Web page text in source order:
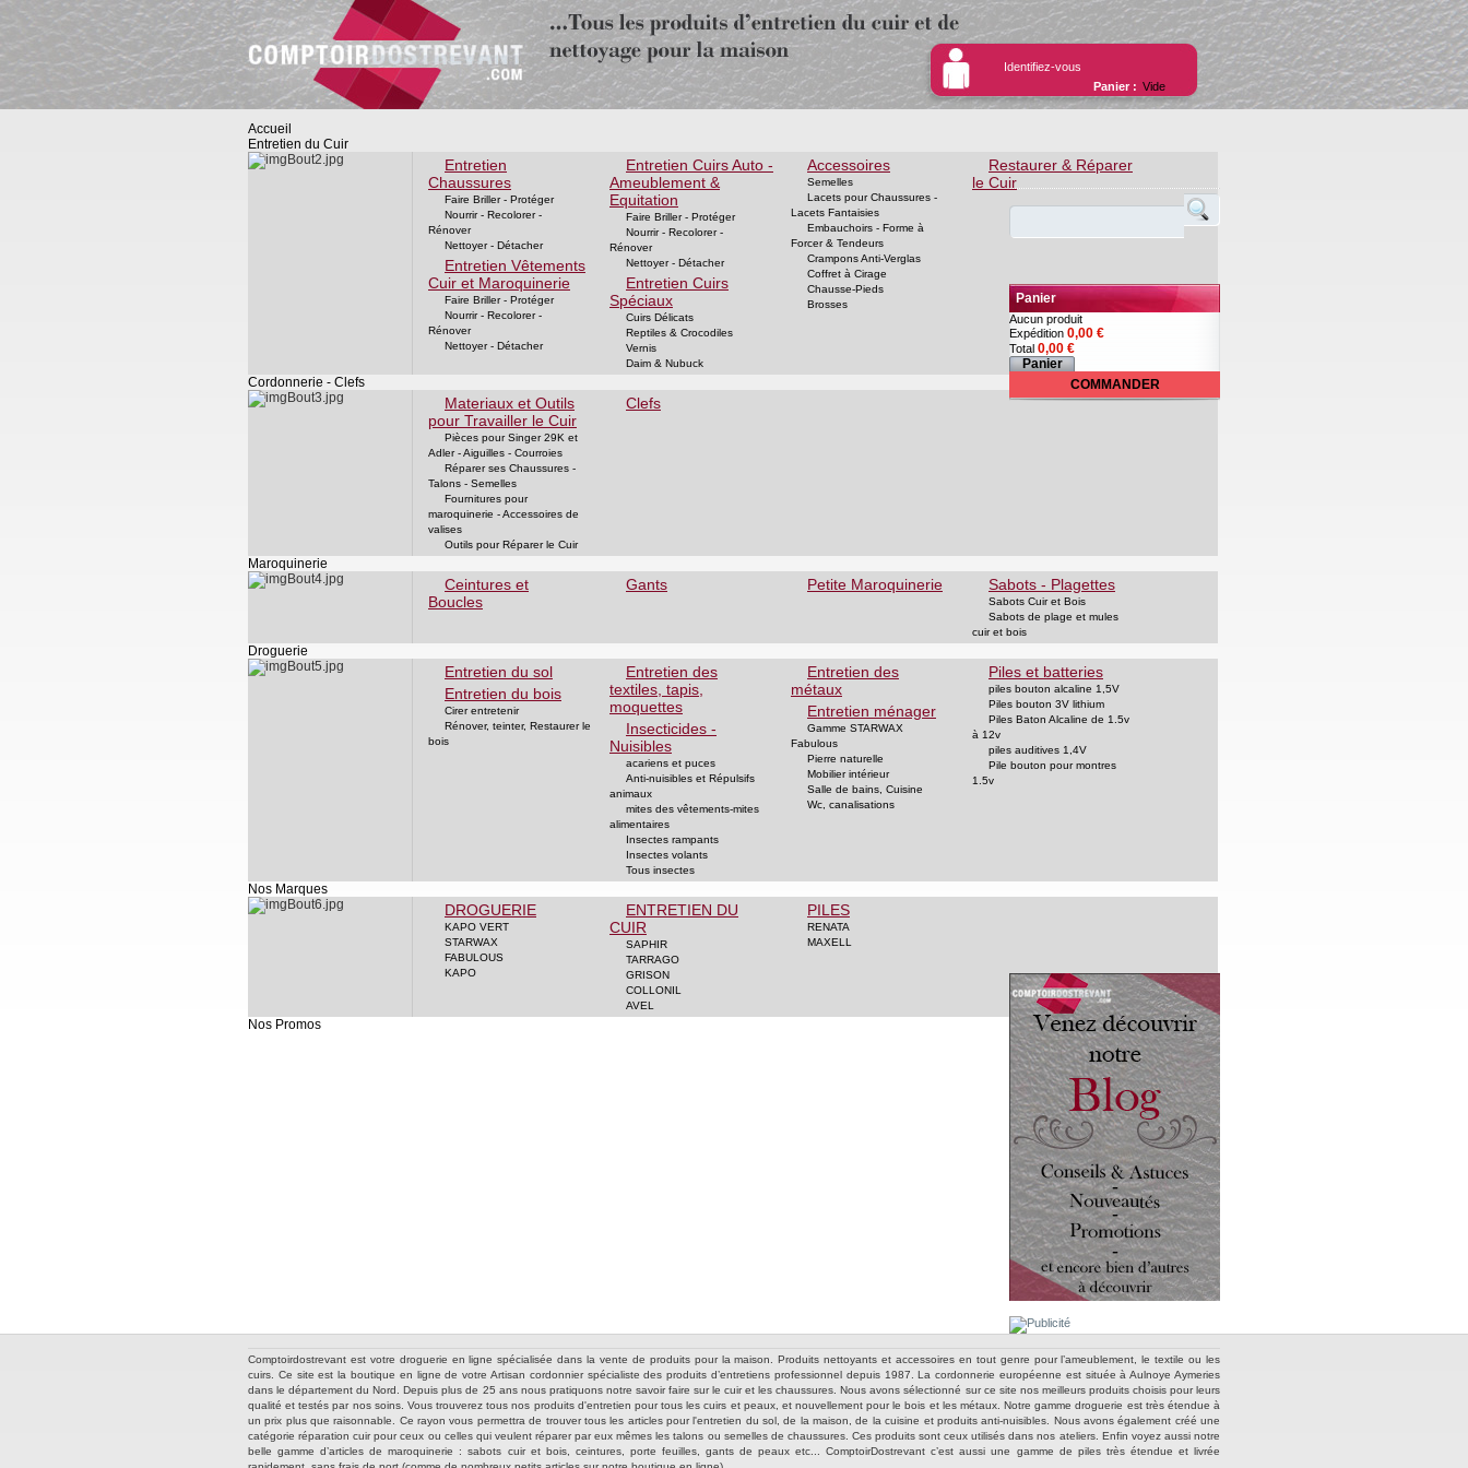
Accueil
Entretien du Cuir
Entretien
Chaussures
Faire Briller - Protéger
Nourrir - Recolorer -
Rénover
Nettoyer - Détacher
Entretien Vêtements
Cuir et Maroquinerie
Faire Briller - Protéger
Nourrir - Recolorer -
Rénover
Nettoyer - Détacher
Entretien Cuirs Auto -
Ameublement &
Equitation
Faire Briller - Protéger
Nourrir - Recolorer -
Rénover
Nettoyer - Détacher
Entretien Cuirs
Spéciaux
Cuirs Délicats
Reptiles & Crocodiles
Vernis
Daim & Nubuck
Accessoires
Semelles
Lacets pour Chaussures -
Lacets Fantaisies
Embauchoirs - Forme à
Forcer & Tendeurs
Crampons Anti-Verglas
Coffret à Cirage
Chausse-Pieds
Brosses
Restaurer & Réparer
le Cuir
Cordonnerie - Clefs
Materiaux et Outils
pour Travailler le Cuir
Pièces pour Singer 29K et
Adler - Aiguilles - Courroies
Réparer ses Chaussures -
Talons - Semelles
Fournitures pour
maroquinerie - Accessoires de
valises
Outils pour Réparer le Cuir
Clefs
Maroquinerie
Ceintures et
Boucles
Gants Petite Maroquinerie Sabots - Plagettes
Sabots Cuir et Bois
Sabots de plage et mules
cuir et bois
Droguerie
Entretien du sol
Entretien du bois
Cirer entretenir
Rénover, teinter, Restaurer le
bois
Entretien des
textiles, tapis,
moquettes
Insecticides -
Nuisibles
acariens et puces
Anti-nuisibles et Répulsifs
animaux
mites des vêtements-mites
alimentaires
Insectes rampants
Insectes volants
Tous insectes
Entretien des
métaux
Entretien ménager
Gamme STARWAX
Fabulous
Pierre naturelle
Mobilier intérieur
Salle de bains, Cuisine
Wc, canalisations
Piles et batteries
piles bouton alcaline 1,5V
Piles bouton 3V lithium
Piles Baton Alcaline de 1.5v
à 12v
piles auditives 1,4V
Pile bouton pour montres
1.5v
Nos Marques
DROGUERIE
KAPO VERT
STARWAX
FABULOUS
KAPO
ENTRETIEN DU
CUIR
SAPHIR
TARRAGO
GRISON
COLLONIL
AVEL
PILES
RENATA
MAXELL
Nos Promos
Identifiez-vous
Panier : Vide
Panier
Aucun produit
Expédition 0,00 €
Total 0,00 €
Panier
COMMANDER
Comptoirdostrevant est votre droguerie en ligne spécialisée dans la vente de produits pour la maison. Produits nettoyants et accessoires en tout genre pour l’ameublement, le textile ou les
cuirs. Ce site est la boutique en ligne de votre Artisan cordonnier spécialiste des produits d’entretiens professionnel depuis 1987. La cordonnerie européenne est située à Aulnoye Aymeries
dans le département du Nord. Depuis plus de 25 ans nous pratiquons notre savoir faire sur le cuir et les chaussures. Nous avons sélectionné sur ce site nos meilleurs produits choisis pour leurs
qualité et testés par nos soins. Vous trouverez tous nos produits d'entretien pour tous les cuirs et peaux, et nouvellement pour le bois et les métaux. Notre gamme droguerie est très étendue à
un prix plus que raisonnable. Ce rayon vous permettra de trouver tous les articles pour l'entretien du sol, de la maison, de la cuisine et produits anti-nuisibles. Nous avons également créé une
catégorie réparation cuir pour ceux ou celles qui veulent réparer par eux mêmes les talons ou semelles de chaussures. Ces produits sont ceux utilisés dans nos ateliers. Enfin voyez aussi notre
belle gamme d’articles de maroquinerie : sabots cuir et bois, ceintures, porte feuilles, gants de peaux etc... ComptoirDostrevant c’est aussi une gamme de piles très étendue et livrée